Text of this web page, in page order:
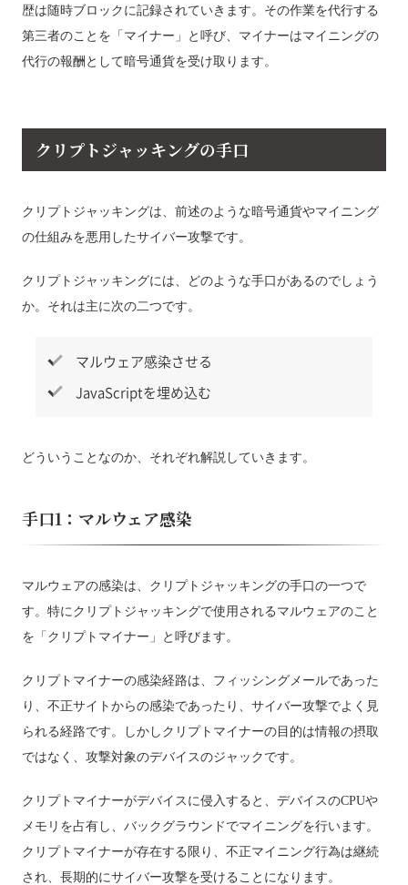
歴は随時ブロックに記録されていきます。その作業を代行する
第三者のことを「マイナー」と呼び、マイナーはマイニングの
代行の報酬として暗号通貨を受け取ります。
クリプトジャッキングの手口
クリプトジャッキングは、前述のような暗号通貨やマイニング
の仕組みを悪用したサイバー攻撃です。
クリプトジャッキングには、どのような手口があるのでしょう
か。それは主に次の二つです。
マルウェア感染させる
JavaScriptを埋め込む
どういうことなのか、それぞれ解説していきます。
手口1：マルウェア感染
マルウェアの感染は、クリプトジャッキングの手口の一つで
す。特にクリプトジャッキングで使用されるマルウェアのこと
を「クリプトマイナー」と呼びます。
クリプトマイナーの感染経路は、フィッシングメールであった
り、不正サイトからの感染であったり、サイバー攻撃でよく見
られる経路です。しかしクリプトマイナーの目的は情報の摂取
ではなく、攻撃対象のデバイスのジャックです。
クリプトマイナーがデバイスに侵入すると、デバイスのCPUや
メモリを占有し、バックグラウンドでマイニングを行います。
クリプトマイナーが存在する限り、不正マイニング行為は継続
され、長期的にサイバー攻撃を受けることになります。